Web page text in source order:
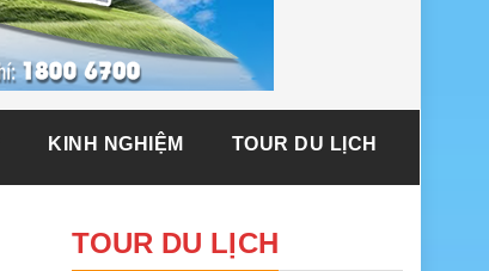
KINH NGHIỆM TOUR DU LỊCH
TOUR DU LỊCH